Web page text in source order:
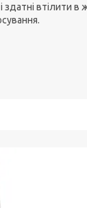
здатні